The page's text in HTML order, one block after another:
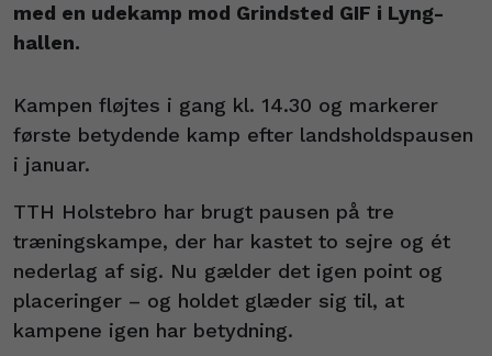
med en udekamp mod Grindsted GIF i Lyng-
hallen.
Kampen fløjtes i gang kl. 14.30 og markerer
første betydende kamp efter landsholdspausen
i januar.
TTH Holstebro har brugt pausen på tre
træningskampe, der har kastet to sejre og ét
nederlag af sig. Nu gælder det igen point og
placeringer – og holdet glæder sig til, at
kampene igen har betydning.